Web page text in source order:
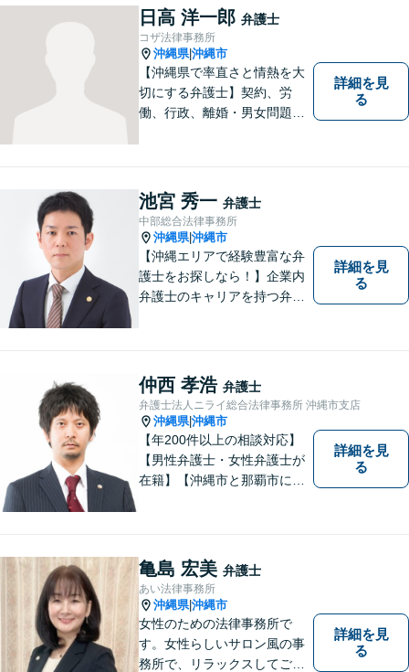
代理人として全力でサポート
します【分割払い可】【休日
夜間対応】【駐車場あり】
日高 洋一郎 弁護士
コザ法律事務所
沖縄県|沖縄市
【沖縄県で率直さと情熱を大
切にする弁護士】契約、労
働、行政、離婚・男女問題、
の皆様のお役に立てればと思
っております。お困りごとが
あれば、一度ご相談くださ
い。
詳細を見
る
池宮 秀一 弁護士
中部総合法律事務所
沖縄県|沖縄市
【沖縄エリアで経験豊富な弁
護士をお探しなら！】企業内
弁護士のキャリアを持つ弁護
種多様なご相談に対応してお
ります。スピード感を持っ
て、かつ丁寧な対応を心がけ
ていますので、ぜひ気兼ねな
くご相談ください。
詳細を見
る
仲西 孝浩 弁護士
弁護士法人ニライ総合法律事務所 沖縄市支店
沖縄県|沖縄市
【年200件以上の相談対応】
【男性弁護士・女性弁護士が
在籍】【沖縄市と那覇市に事
業法務など幅広く対応しま
す。「沖縄ならではの習慣」
を熟知した弁護士が多数在
籍。
詳細を見
る
亀島 宏美 弁護士
あい法律事務所
沖縄県|沖縄市
女性のための法律事務所で
す。女性らしいサロン風の事
務所で、リラックスしてご相
詳細を見
る